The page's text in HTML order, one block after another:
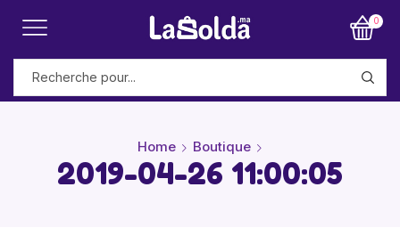
0
Home Boutique
2019-04-26 11:00:05